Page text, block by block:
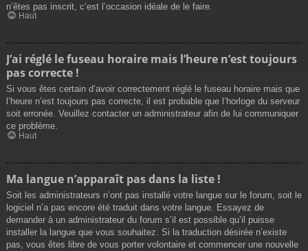
n’êtes pas inscrit, c’est l’occasion idéale de le faire.
Haut
J’ai réglé le fuseau horaire mais l’heure n’est toujours
pas correcte !
Si vous êtes certain d’avoir correctement réglé le fuseau horaire mais que
l’heure n’est toujours pas correcte, il est probable que l’horloge du serveur
soit erronée. Veuillez contacter un administrateur afin de lui communiquer
ce problème.
Haut
Ma langue n’apparaît pas dans la liste !
Soit les administrateurs n’ont pas installé votre langue sur le forum, soit le
logiciel n’a pas encore été traduit dans votre langue. Essayez de
demander à un administrateur du forum s’il est possible qu’il puisse
installer la langue que vous souhaitez. Si la traduction désirée n’existe
pas, vous êtes libre de vous porter volontaire et commencer une nouvelle